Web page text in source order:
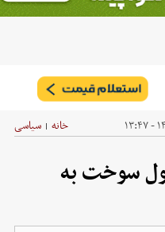
خانه | سیاسی
پول سوخت به